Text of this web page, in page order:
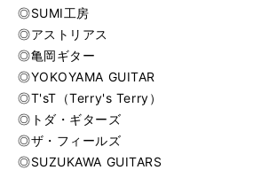
◎SUMI工房
◎アストリアス
◎亀岡ギター
◎YOKOYAMA GUITAR
◎T'sT（Terry's Terry）
◎トダ・ギターズ
◎ザ・フィールズ
◎SUZUKAWA GUITARS